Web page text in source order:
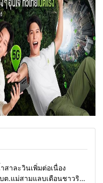
Home รอบรั้วทั่วไทย
สาละวินเพิ่มต่อเนื่อง
ต.แม่สามแลบเตือนชาวริม